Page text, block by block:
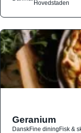
Hovedstaden
Geranium
DanskFine diningFisk &